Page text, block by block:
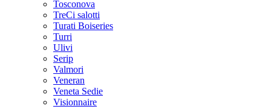
Tosconova
TreCi salotti
Turati Boiseries
Turri
Ulivi
Serip
Valmori
Veneran
Veneta Sedie
Visionnaire